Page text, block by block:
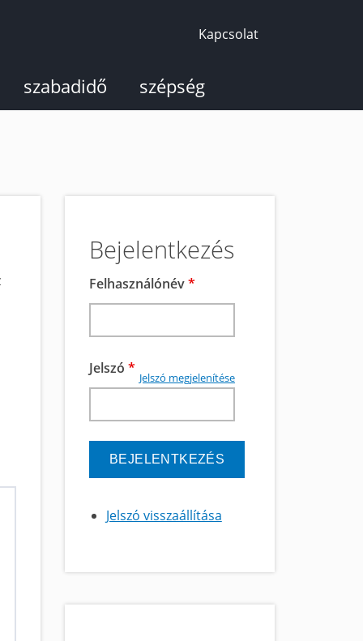
Kapcsolat
szabadidő szépség
Bejelentkezés
Felhasználónév*
Jelszó *
Jelszó megjelenítése
Jelszó visszaállítása